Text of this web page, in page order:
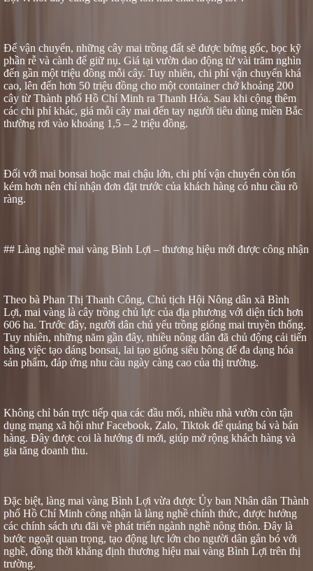
Để vận chuyển, những cây mai trồng đất sẽ được bứng gốc, bọc kỹ
phần rễ và cành để giữ nụ. Giá tại vườn dao động từ vài trăm nghìn
đến gần một triệu đồng mỗi cây. Tuy nhiên, chi phí vận chuyển khá
cao, lên đến hơn 50 triệu đồng cho một container chở khoảng 200
cây từ Thành phố Hồ Chí Minh ra Thanh Hóa. Sau khi cộng thêm
các chi phí khác, giá mỗi cây mai đến tay người tiêu dùng miền Bắc
thường rơi vào khoảng 1,5 – 2 triệu đồng.
Đối với mai bonsai hoặc mai chậu lớn, chi phí vận chuyển còn tốn
kém hơn nên chỉ nhận đơn đặt trước của khách hàng có nhu cầu rõ
ràng.
## Làng nghề mai vàng Bình Lợi – thương hiệu mới được công nhận
Theo bà Phan Thị Thanh Công, Chủ tịch Hội Nông dân xã Bình
Lợi, mai vàng là cây trồng chủ lực của địa phương với diện tích hơn
606 ha. Trước đây, người dân chủ yếu trồng giống mai truyền thống.
Tuy nhiên, những năm gần đây, nhiều nông dân đã chủ động cải tiến
bằng việc tạo dáng bonsai, lai tạo giống siêu bông để đa dạng hóa
sản phẩm, đáp ứng nhu cầu ngày càng cao của thị trường.
Không chỉ bán trực tiếp qua các đầu mối, nhiều nhà vườn còn tận
dụng mạng xã hội như Facebook, Zalo, Tiktok để quảng bá và bán
hàng. Đây được coi là hướng đi mới, giúp mở rộng khách hàng và
gia tăng doanh thu.
Đặc biệt, làng mai vàng Bình Lợi vừa được Ủy ban Nhân dân Thành
phố Hồ Chí Minh công nhận là làng nghề chính thức, được hưởng
các chính sách ưu đãi về phát triển ngành nghề nông thôn. Đây là
bước ngoặt quan trọng, tạo động lực lớn cho người dân gắn bó với
nghề, đồng thời khẳng định thương hiệu mai vàng Bình Lợi trên thị
trường.